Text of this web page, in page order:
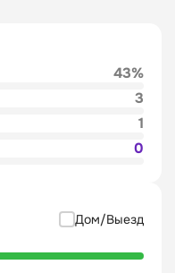
43%
3
1
0
Дом/Выезд